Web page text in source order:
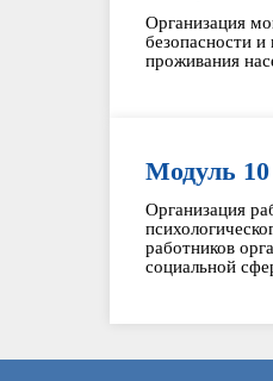
Организация
безопасности
проживания
Модуль 10
Организация
работников
социальной